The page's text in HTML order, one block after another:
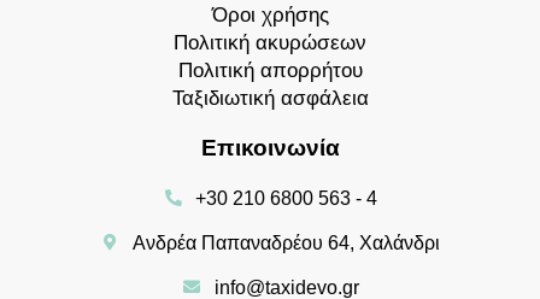
Όροι χρήσης
Πολιτική ακυρώσεων
Πολιτική απορρήτου
Ταξιδιωτική ασφάλεια
Επικοινωνία
+30 210 6800 563 - 4
Ανδρέα Παπαναδρέου 64, Χαλάνδρι
info@taxidevo.gr